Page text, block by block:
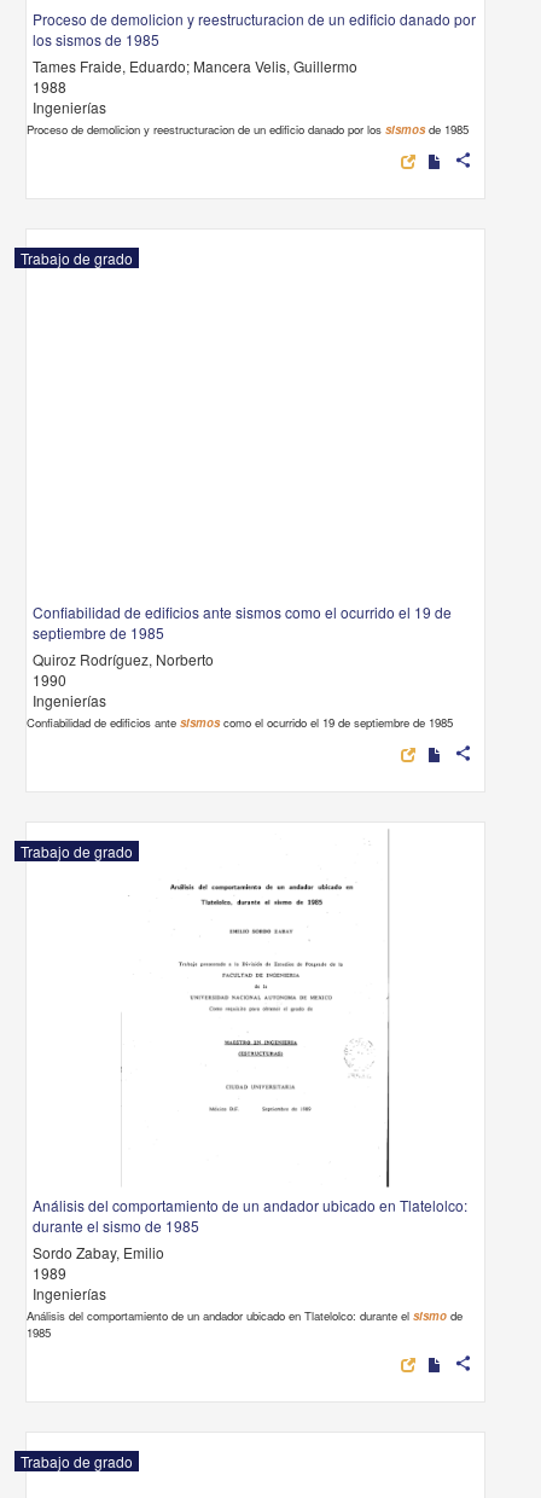
Proceso de demolicion y reestructuracion de un edificio danado por
los sismos de 1985
Tames Fraide, Eduardo; Mancera Velis, Guillermo
1988
Ingenierías
Proceso de demolicion y reestructuracion de un edificio danado por lossismosde 1985
share
Trabajo de grado
Confiabilidad de edificios ante sismos como el ocurrido el 19 de
septiembre de 1985
Quiroz Rodríguez, Norberto
1990
Ingenierías
Confiabilidad de edificios antesismoscomo el ocurrido el 19 de septiembre de 1985
share
Trabajo de grado
Análisis del comportamiento de un andador ubicado en Tlatelolco:
durante el sismo de 1985
Sordo Zabay, Emilio
1989
Ingenierías
Análisis del comportamiento de un andador ubicado en Tlatelolco: durante elsismo de
1985
share
Trabajo de grado